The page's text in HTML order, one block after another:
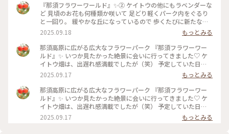
『那須フラワーワールド』✨② ケイトウの他にもラベンダーな
ど 見頃のお花も何種類か咲いて 足どり軽くパーク内をぐるり
と一回り。 緩やかな丘になっているので 歩くたびに新たな景
色に出会え、感動が止まりません✨ 2年前に登った、茶臼岳も
綺麗に見えてましたが 帰る頃には雲の中へ。。☁️ 早起きして
きて大正解でした。 ・ 那須塩原駅から那須フラワーワールド
までは 車（レンタカー）で40分ほど🚙 途中、牧場の牛の群れ
に会ったり、りんご畑の中を走り抜けたり ジャンボとうもろ
こし畑🌽がとにかく沢山あって 自然溢れる那須の町は、楽し
いのビックリ箱のようでした😊 5枚目は、いつか見た北海道の
景色と重なってしまい（笑） 思わず車を止めて、しばし見入っ
てしまうという♡ #那須フラワーワールド #栃木 #那須 #那須
高原 #ケイトウ #ラベンダー #茶臼岳 #那須連峰 #秋の装い #秋
さんぽ
2025.09.18
もっとみる
那須高原に広がる広大なフラワーパーク 『那須フラワーワー
ルド』✨ いつか見たかった絶景に会いに行ってきました♡ ケ
イトウ畑は、出遅れ感満載でしたが（笑） 予定していた日
が、ピンポイントで晴れてくれて もうそれだけで大満足でし
た😊 標高600メートルから眺める、ケイトウ畑と那須連峰の美
しさ✨ ケイトウもカラフルで、とても可愛かったです。 𖧷ケイ
トウの花言葉𖧷 気取り屋・個性・風変わり・おしゃれ ・ この
日は早朝に家を出て那須塩原駅へ。 フラワーパークでは少し
汗もかきましたが、 東京より幾分涼しくて、体も喜んでました
😊 #那須フラワーワールド #栃木 #那須 #那須高原 #フラワー
2025.09.17
もっとみる
那須高原に広がる広大なフラワーパーク 『那須フラワーワー
ルド』✨ いつか見たかった絶景に会いに行ってきました♡ ケ
イトウ畑は、出遅れ感満載でしたが（笑） 予定していた日
が、ピンポイントで晴れてくれて もうそれだけで大満足でし
た😊 標高600メートルから眺める、ケイトウ畑と那須連峰の美
2025.09.17 もっとみる